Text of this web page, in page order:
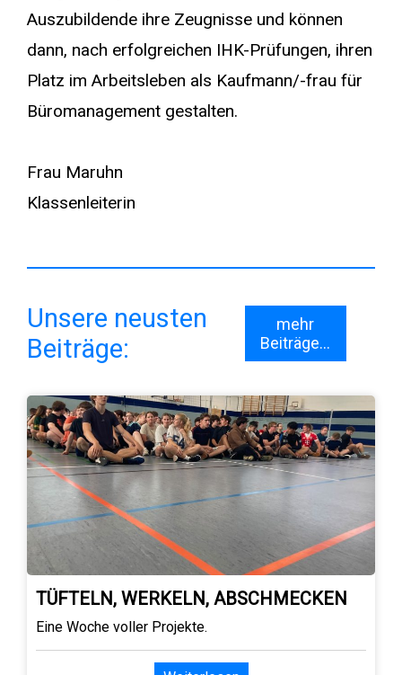
Auszubildende ihre Zeugnisse und können
dann, nach erfolgreichen IHK-Prüfungen, ihren
Platz im Arbeitsleben als Kaufmann/-frau für
Büromanagement gestalten.
Frau Maruhn
Klassenleiterin
Unsere neusten
Beiträge:
mehr
Beiträge...
TÜFTELN, WERKELN, ABSCHMECKEN
Eine Woche voller Projekte.